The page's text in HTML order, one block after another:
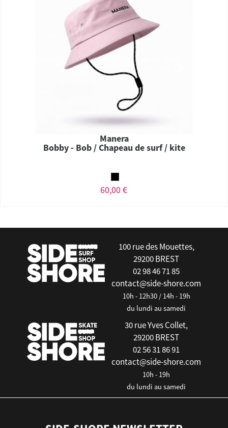
Manera
Bobby - Bob / Chapeau de surf / kite
60,00 €
100 rue des Mouettes,
29200 BREST
02 98 46 71 85
contact@side-shore.com
10h - 12h30 / 14h - 19h
du lundi au samedi
30 rue Yves Collet,
29200 BREST
02 56 31 86 91
contact@side-shore.com
10h - 19h
du lundi au samedi